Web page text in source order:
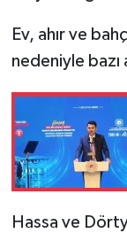
Ev, ahır ve
nedeniyle bazı
Hassa ve